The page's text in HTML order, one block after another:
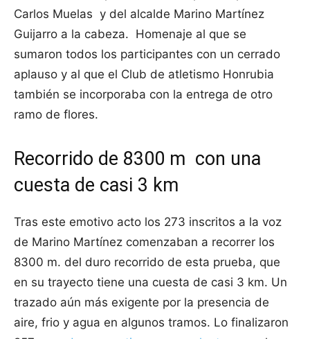
Carlos Muelas y del alcalde Marino Martínez
Guijarro a la cabeza. Homenaje al que se
sumaron todos los participantes con un cerrado
aplauso y al que el Club de atletismo Honrubia
también se incorporaba con la entrega de otro
ramo de flores.
Recorrido de 8300 m con una
cuesta de casi 3 km
Tras este emotivo acto los 273 inscritos a la voz
de Marino Martínez comenzaban a recorrer los
8300 m. del duro recorrido de esta prueba, que
en su trayecto tiene una cuesta de casi 3 km. Un
trazado aún más exigente por la presencia de
aire, frio y agua en algunos tramos. Lo finalizaron